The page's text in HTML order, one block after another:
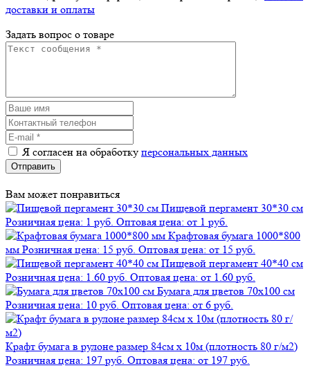
доставки и оплаты
Задать вопрос о товаре
Я согласен на обработку персональных данных
Отправить
Вам может понравиться
Пищевой пергамент 30*30 см
Розничная цена: 1 руб. Оптовая цена: от 1 руб.
Крафтовая бумага 1000*800
мм Розничная цена: 15 руб. Оптовая цена: от 15 руб.
Пищевой пергамент 40*40 см
Розничная цена: 1.60 руб. Оптовая цена: от 1.60 руб.
Бумага для цветов 70х100 см
Розничная цена: 10 руб. Оптовая цена: от 6 руб.
Крафт бумага в рулоне размер 84см х 10м (плотность 80 г/м2)
Розничная цена: 197 руб. Оптовая цена: от 197 руб.